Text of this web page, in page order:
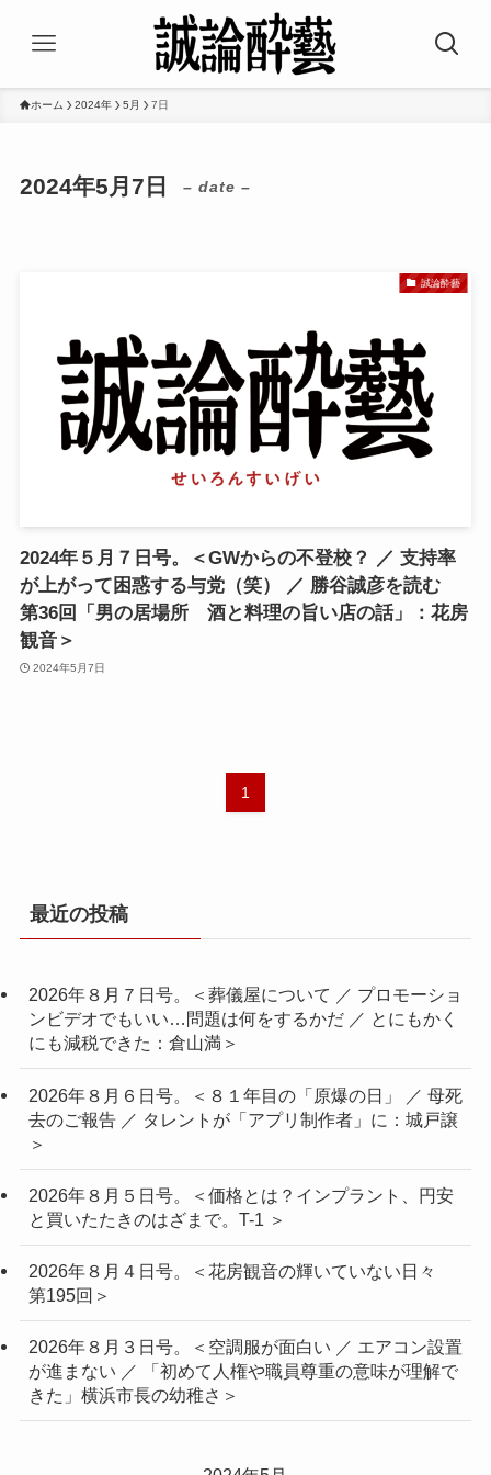
ホーム 2024年 5月 7日
2024年5月7日 – date –
誠論酔藝
2024年５月７日号。＜GWからの不登校？ ／ 支持率
が上がって困惑する与党（笑） ／ 勝谷誠彦を読む
第36回「男の居場所 酒と料理の旨い店の話」：花房
観音＞
2024年5月7日
1
最近の投稿
2026年８月７日号。＜葬儀屋について ／ プロモーショ
ンビデオでもいい…問題は何をするかだ ／ とにもかく
にも減税できた：倉山満＞
2026年８月６日号。＜８１年目の「原爆の日」 ／ 母死
去のご報告 ／ タレントが「アプリ制作者」に：城戸譲
＞
2026年８月５日号。＜価格とは？インプラント、円安
と買いたたきのはざまで。T-1 ＞
2026年８月４日号。＜花房観音の輝いていない日々
第195回＞
2026年８月３日号。＜空調服が面白い ／ エアコン設置
が進まない ／ 「初めて人権や職員尊重の意味が理解で
きた」横浜市長の幼稚さ＞